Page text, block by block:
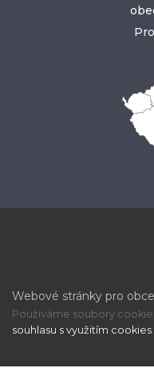
Webové stránky pro
Používáme soubory
souhlasu s využitím cookies